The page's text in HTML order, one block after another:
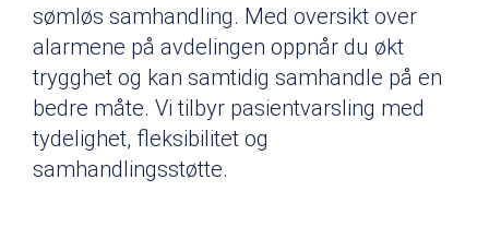
sømløs samhandling. Med oversikt over
alarmene på avdelingen oppnår du økt
trygghet og kan samtidig samhandle på en
bedre måte. Vi tilbyr pasientvarsling med
tydelighet, fleksibilitet og
samhandlingsstøtte.